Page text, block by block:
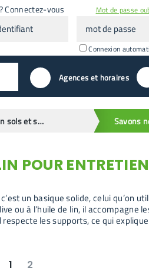
Connectez-vous
passeConnexion
Mot de passe
valider Agences et horaires
Entretien sols et surfaces
POUR ENTRETIEN
un basique solide, celui qu’on
ou à l’huile de lin, il
les supports, ce qui
1 2